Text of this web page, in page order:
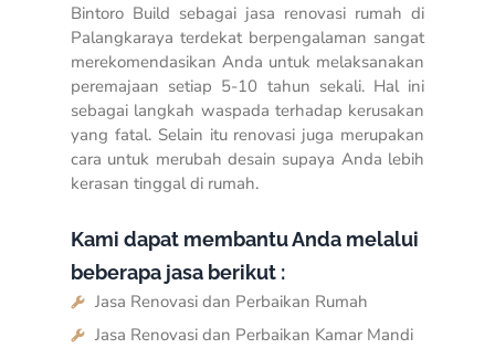
Bintoro Build sebagai jasa renovasi rumah di
Palangkaraya terdekatberpengalaman sangat
merekomendasikan Anda untuk melaksanakan
peremajaan setiap 5-10 tahun sekali. Hal ini
sebagai langkah waspada terhadap kerusakan
yang fatal. Selain itu renovasi juga merupakan
cara untuk merubah desain supaya Anda lebih
kerasan tinggal di rumah.
Kami dapat membantu Anda melalui
beberapa jasa berikut :
Jasa Renovasi dan Perbaikan Rumah
Jasa Renovasi dan Perbaikan Kamar Mandi